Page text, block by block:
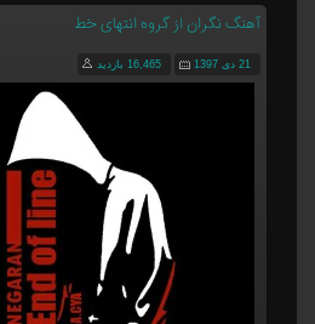
آهنگ نگران از گروه انتهای خط
21 دی 1397 16,465 بازدید